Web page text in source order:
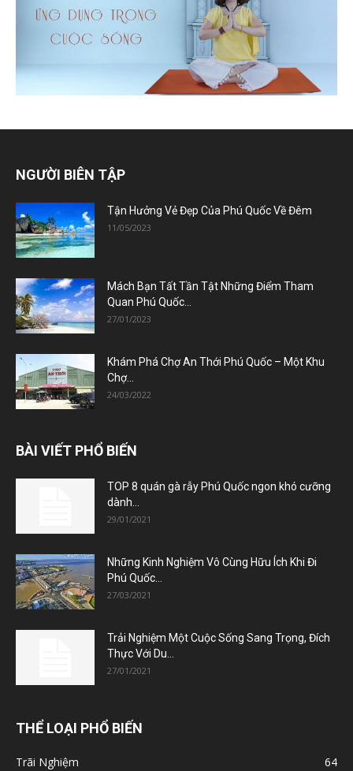
NGƯỜI BIÊN TẬP
Tận Hưởng Vẻ Đẹp Của Phú Quốc Về Đêm
11/05/2023
Mách Bạn Tất Tần Tật Những Điểm Tham
Quan Phú Quốc...
27/01/2023
Khám Phá Chợ An Thới Phú Quốc – Một Khu
Chợ...
24/03/2022
BÀI VIẾT PHỔ BIẾN
TOP 8 quán gà rẫy Phú Quốc ngon khó cưỡng
dành...
29/01/2021
Những Kinh Nghiệm Vô Cùng Hữu Ích Khi Đi
Phú Quốc...
27/03/2021
Trải Nghiệm Một Cuộc Sống Sang Trọng, Đích
Thực Với Du...
27/01/2021
THỂ LOẠI PHỔ BIẾN
Trãi Nghiệm
64